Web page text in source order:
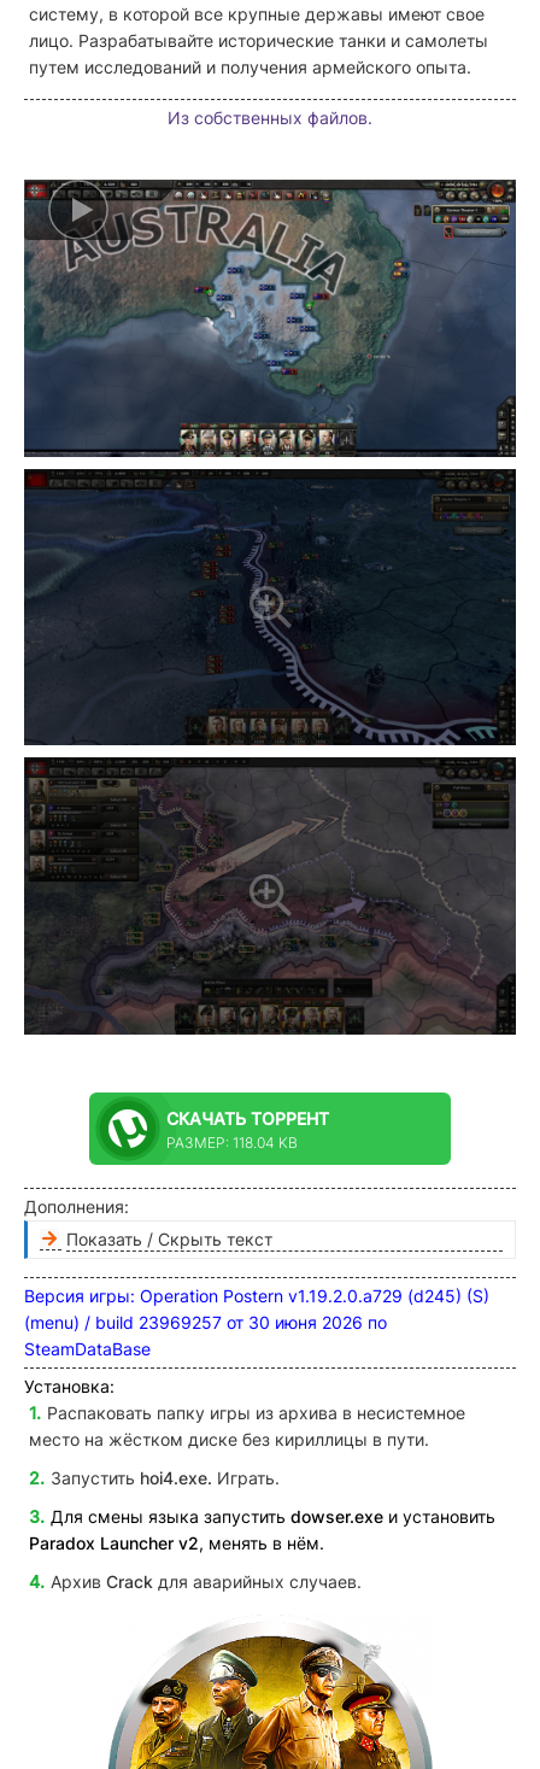
систему, в которой все крупные державы имеют свое
лицо. Разрабатывайте исторические танки и самолеты
путем исследований и получения армейского опыта.
Из собственных файлов.
СКАЧАТЬ ТОРРЕНТ
РАЗМЕР: 118.04 KB
Дополнения:
Показать / Скрыть текст
Версия игры: Operation Postern v1.19.2.0.a729 (d245) (S)
(menu) / build 23969257 от 30 июня 2026 по
SteamDataBase
Установка:
Распаковать папку игры из архива в несистемное
место на жёстком диске без кириллицы в пути.
Запустить hoi4.exe. Играть.
Для смены языка запустить dowser.exe и установить
Paradox Launcher v2, менять в нём.
Архив Crack для аварийных случаев.